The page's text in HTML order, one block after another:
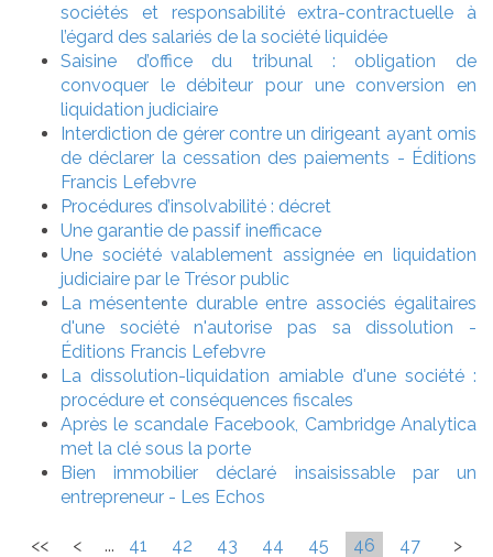
sociétés et responsabilité extra-contractuelle à
l’égard des salariés de la société liquidée
Saisine d’office du tribunal : obligation de
convoquer le débiteur pour une conversion en
liquidation judiciaire
Interdiction de gérer contre un dirigeant ayant omis
de déclarer la cessation des paiements - Éditions
Francis Lefebvre
Procédures d’insolvabilité : décret
Une garantie de passif inefficace
Une société valablement assignée en liquidation
judiciaire par le Trésor public
La mésentente durable entre associés égalitaires
d'une société n'autorise pas sa dissolution -
Éditions Francis Lefebvre
La dissolution-liquidation amiable d'une société :
procédure et conséquences fiscales
Après le scandale Facebook, Cambridge Analytica
met la clé sous la porte
Bien immobilier déclaré insaisissable par un
entrepreneur - Les Echos
<< < ... 41 42 43 44 45 46 47 >